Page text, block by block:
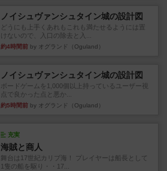
ノイシュヴァンシュタイン城の設計図
どうにも上手くあれもこれも満たせるようには置
けないので、入口の除去と入...
約4時間前 by オグランド（Oguland）
ノイシュヴァンシュタイン城の設計図
ボードゲームを1,000個以上持っているユーザー視
点で良かった点と悪か...
約5時間前 by オグランド（Oguland）
充実
海賊と商人
舞台は17世紀カリブ海！ プレイヤーは船長として
1隻の船を駆り・・17...